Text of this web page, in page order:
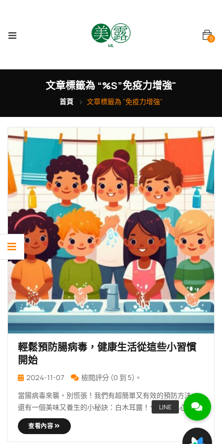
0
文章標籤為 “%s”免疫力增強"
首頁 文章標籤為 “免疫力增強”
輕鬆預防腸病毒，健康生活從這些小習慣
開始
2024-11-07
檢閱評分 (0 到 5)。
當腸病毒來襲，別慌張！我們有超簡單又有效的預防方法，
還有一個美味又養生的小秘訣：白木耳露！🍄✨ 👋 小心腸病
毒 … 繼續 輕鬆預防腸病毒，健康生活從這些小習慣開始
查看內容